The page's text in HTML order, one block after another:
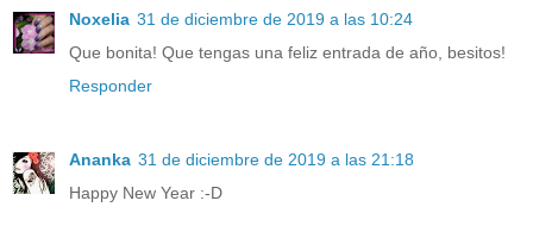
Noxelia 31 de diciembre de 2019 a las 10:24
Que bonita! Que tengas una feliz entrada de año, besitos!
Responder
Ananka 31 de diciembre de 2019 a las 21:18
Happy New Year :-D